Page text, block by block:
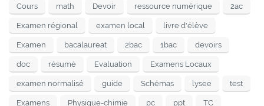
Cours math Devoir ressource numérique 2ac
Examen régional examen local livre d'élève
Examen bacalaureat 2bac 1bac devoirs
doc résumé Evaluation Examens Locaux
examen normalisé guide Schémas lysee test
Examens Physique-chimie pc ppt TC